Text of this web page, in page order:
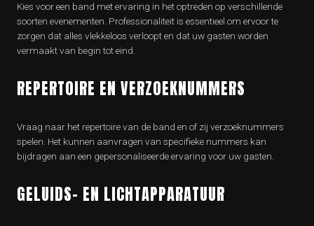
Kies voor een band met ervaring in het optreden op verschillende
soorten evenementen. Professionaliteit is essentieel om ervoor te
zorgen dat alles vlekkeloos verloopt en dat uw gasten worden
vermaakt van begin tot eind.
REPERTOIRE EN VERZOEKNUMMERS
Vraag naar het repertoire van de band en of zij verzoeknummers
spelen. Het kunnen aanvragen van specifieke nummers kan
bijdragen aan een gepersonaliseerde ervaring voor uw gasten.
GELUIDS- EN LICHTAPPARATUUR